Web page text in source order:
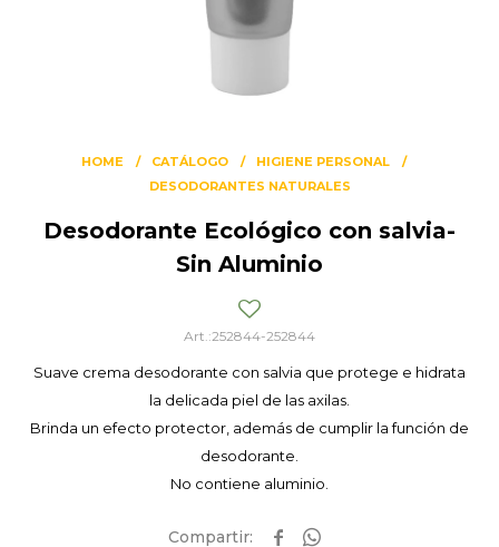
HOME CATÁLOGO
HIGIENE PERSONAL
DESODORANTES NATURALES
Desodorante Ecológico con salvia-
Sin Aluminio
252844-252844
Suave crema desodorante con salvia que protege e hidrata
la delicada piel de las axilas.
Brinda un efecto protector, además de cumplir la función de
desodorante.
No contiene aluminio.
 